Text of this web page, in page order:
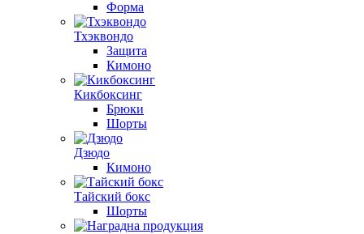
Форма
Тхэквондо
Защита
Кимоно
Кикбоксинг
Брюки
Шорты
Дзюдо
Кимоно
Тайский бокс
Шорты